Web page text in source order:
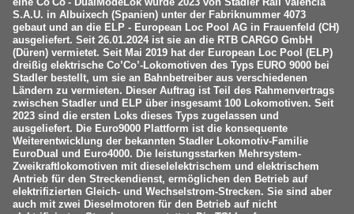
S.A.U. in Albuixech (Spanien) unter der Fabriknummer 4073
gebaut und an die ELP - European Loc Pool AG in Frauenfeld (CH)
ausgeliefert. Seit 26.01.2024 ist sie an die RTB CARGO GmbH
(Düren) vermietet. Seit Mai 2019 hat der European Loc Pool (ELP)
dreißig elektrische Co’Co’-Lokomotiven des Typs EURO 9000 bei
Stadler bestellt, um sie an Bahnbetreiber aus verschiedenen
Ländern zu vermieten. Dieser Auftrag ist Teil des Rahmenvertrags
zwischen Stadler und ELP über insgesamt 100 Lokomotiven. Seit
2023 sind die ersten Loks dieses Typs zugelassen und
ausgeliefert. Die Euro9000 Plattform ist die konsequente
Weiterentwicklung der bekannten Stadler Lokomotiv-Familie
EuroDual und Euro4000. Die leistungsstarken Mehrsystem-
Zweikraftlokomotiven mit dieselelektrischem und elektrischem
Antrieb für den Streckendienst, ermöglichen den Betrieb auf
elektrifizierten Gleich- und Wechselstrom-Strecken. Sie sind aber
auch mit zwei Dieselmotoren für den Betrieb auf nicht